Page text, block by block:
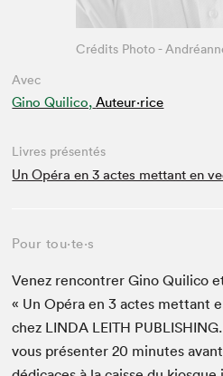
Avec
Gino Quilico, Auteur·rice
Crédits Photo -
Livres présentés
Un Opéra en 3 actes mettant en
Pour tou⋅te⋅s
Venez ren­con­tr­er Gino Quil­i­co
« Un Opéra en3 actes met­tant
chez LIN­DA LEI­TH PUB­LISH­ING
vous présen­ter20 min­utes